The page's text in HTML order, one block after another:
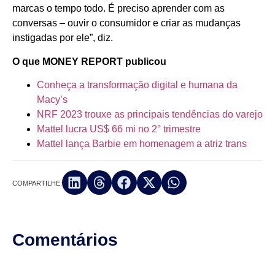
marcas o tempo todo. É preciso aprender com as
conversas – ouvir o consumidor e criar as mudanças
instigadas por ele”, diz.
O que MONEY REPORT publicou
Conheça a transformação digital e humana da
Macy’s
NRF 2023 trouxe as principais tendências do varejo
Mattel lucra US$ 66 mi no 2° trimestre
Mattel lança Barbie em homenagem a atriz trans
COMPARTILHE:
Comentários